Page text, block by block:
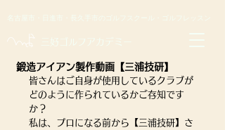
​三好ゴルフアカデミー
鍛造アイアン製作動画【三浦技研】
皆さんはご自身が使用しているクラブが
どのように作られているかご存知です
か？
私は、プロになる前から【三浦技研】さ